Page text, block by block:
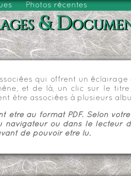
Photos récentes
&
qui offrent un
et de là, un clic sur le
être associées à plusieurs
être au format PDF. Selon
navigateur ou dans le lecteur
de pouvoir être lu.